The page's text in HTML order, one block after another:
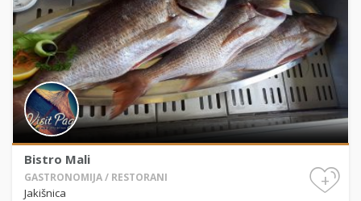
Bistro Mali
GASTRONOMIJA / RESTORANI
Jakišnica
+